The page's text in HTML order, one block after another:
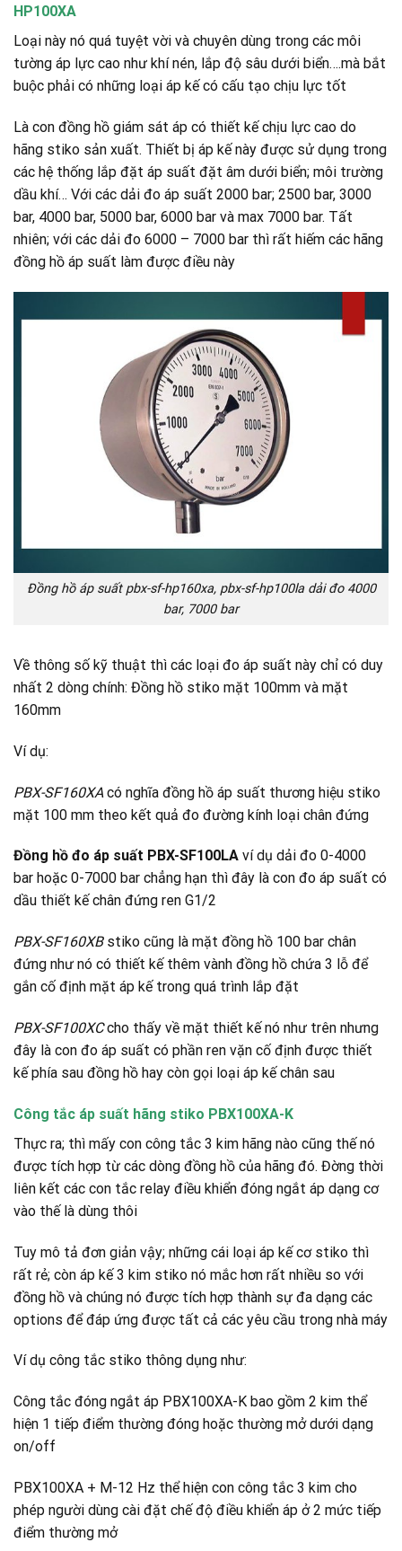
HP100XA
Loại này nó quá tuyệt vời và chuyên dùng trong các môi
tường áp lực cao như khí nén, lắp độ sâu dưới biển….mà bắt
buộc phải có những loại áp kế có cấu tạo chịu lực tốt
Là con đồng hồ giám sát áp có thiết kế chịu lực cao do
hãng stiko sản xuất. Thiết bị áp kế này được sử dụng trong
các hệ thống lắp đặt áp suất đặt âm dưới biển; môi trường
dầu khí… Với các dải đo áp suất 2000 bar; 2500 bar, 3000
bar, 4000 bar, 5000 bar, 6000 bar và max 7000 bar. Tất
nhiên; với các dải đo 6000 – 7000 bar thì rất hiếm các hãng
đồng hồ áp suất làm được điều này
Đồng hồ áp suất pbx-sf-hp160xa, pbx-sf-hp100la dải đo 4000
bar, 7000 bar
Về thông số kỹ thuật thì các loại đo áp suất này chỉ có duy
nhất 2 dòng chính: Đồng hồ stiko mặt 100mm và mặt
160mm
Ví dụ:
PBX-SF160XA có nghĩa đồng hồ áp suất thương hiệu stiko
mặt 100 mm theo kết quả đo đường kính loại chân đứng
Đồng hồ đo áp suất PBX-SF100LA ví dụ dải đo 0-4000
bar hoặc 0-7000 bar chẳng hạn thì đây là con đo áp suất có
dầu thiết kế chân đứng ren G1/2
PBX-SF160XBstiko cũng là mặt đồng hồ 100 bar chân
đứng như nó có thiết kế thêm vành đồng hồ chứa 3 lỗ để
gắn cố định mặt áp kế trong quá trình lắp đặt
PBX-SF100XCcho thấy về mặt thiết kế nó như trên nhưng
đây là con đo áp suất có phần ren vặn cố định được thiết
kế phía sau đồng hồ hay còn gọi loại áp kế chân sau
Công tắc áp suất hãng stiko PBX100XA-K
Thực ra; thì mấy con công tắc 3 kim hãng nào cũng thế nó
được tích hợp từ các dòng đồng hồ của hãng đó. Đờng thời
liên kết các con tắc relay điều khiển đóng ngắt áp dạng cơ
vào thế là dùng thôi
Tuy mô tả đơn giản vậy; những cái loại áp kế cơ stiko thì
rất rẻ; còn áp kế 3 kim stiko nó mắc hơn rất nhiều so với
đồng hồ và chúng nó được tích hợp thành sự đa dạng các
options để đáp ứng được tất cả các yêu cầu trong nhà máy
Ví dụ công tắc stiko thông dụng như:
Công tắc đóng ngắt áp PBX100XA-K bao gồm 2 kim thể
hiện 1 tiếp điểm thường đóng hoặc thường mở dưới dạng
on/off
PBX100XA + M-12 Hz thể hiện con công tắc 3 kim cho
phép người dùng cài đặt chế độ điều khiển áp ở 2 mức tiếp
điểm thường mở